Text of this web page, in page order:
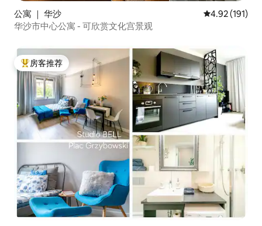
公寓 ｜ 华沙 平均评分 4.92
4.92 (191)
华沙市中心公寓 - 可欣赏文化宫景观
热门「房客推荐」
房客推荐